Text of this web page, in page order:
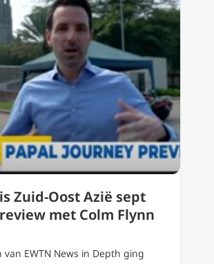
Zuid-Oost Azië sept
met Colm Flynn
van EWTN News in Depth ging